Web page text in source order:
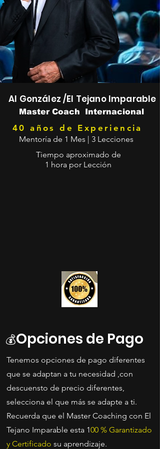
Al González /El Tejano Imparable
Master Coach Internacional
40 años de Experiencia
Mentoría de 1 Mes | 3 Lecciones
Tiempo aproximado de
1 hora por Lección
18
7:30
8:30
18
7:30
8:30
💰Opciones de Pago
Tenemos opciones de pago diferentes
que se adaptan a tu necesidad ,con
descuensto de precio diferentes,
selecciona el que más se adapte a ti.
Recuerda que el Master Coaching con El
Tejano Imparable esta 100 % Garantizado
y Certificado su aprendizaje.